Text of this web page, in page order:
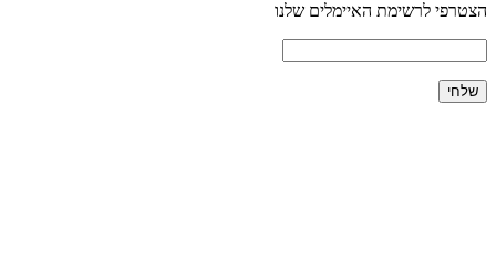
הצטרפי לרשימת האיימלים שלנו